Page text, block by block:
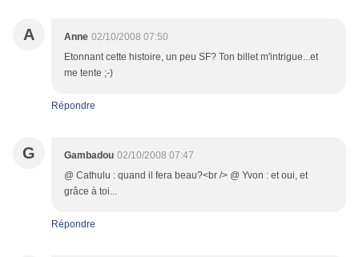
A Anne 02/10/2008 07:50
Etonnant cette histoire, un peu SF? Ton billet m'intrigue...et
me tente ;-)
Répondre
G Gambadou 02/10/2008 07:47
@ Cathulu : quand il fera beau?<br /> @ Yvon : et oui, et
grâce à toi...
Répondre